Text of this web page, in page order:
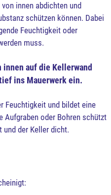
innen abdichten und
schützen können. Dabei
Feuchtigkeit oder
muss.
auf die Kellerwand
ins Mauerwerk ein.
Feuchtigkeit und bildet eine
Aufgraben oder Bohren schützt
der Keller dicht.